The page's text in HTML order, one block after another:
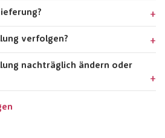
verfolgen?
nachträglich ändern oder